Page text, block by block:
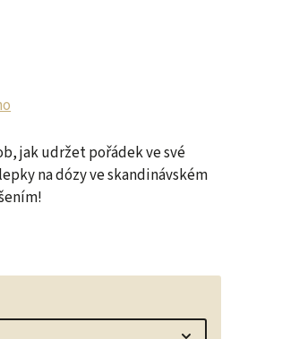
jak udržet pořádek ve své
na dózy ve skandinávském